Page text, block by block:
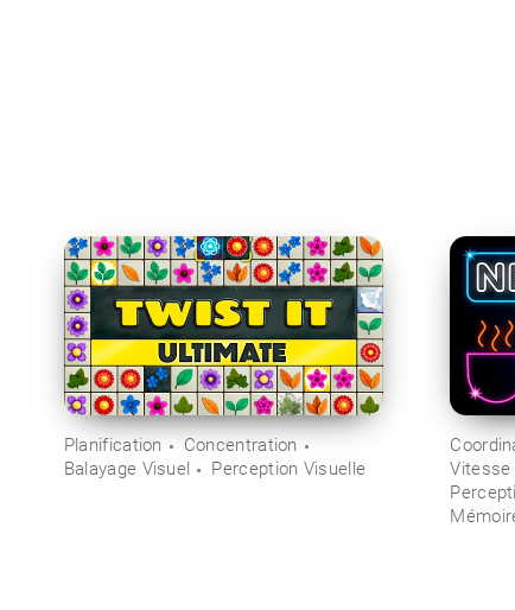
Planification
Concentration
Balayage Visuel
Perception Visuelle
Vitesse